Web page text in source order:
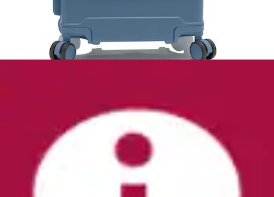
Umhängetasche »Label Messenger Bag S«
Alpha Industries
Aktueller Preis
35,99 €